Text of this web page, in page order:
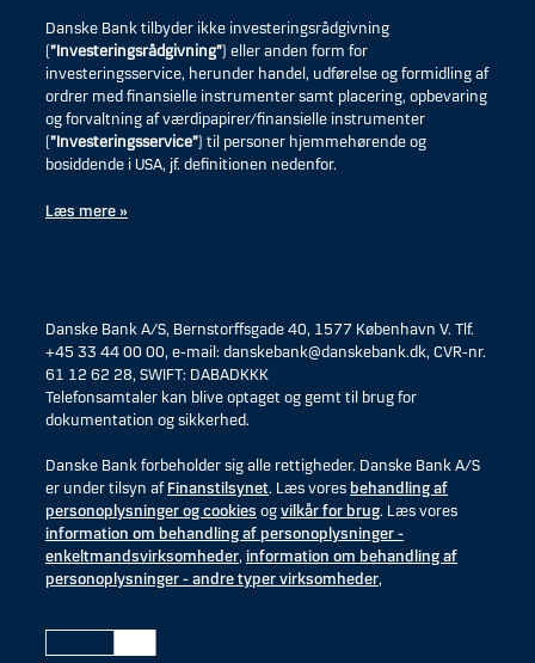
Danske Bank tilbyder ikke investeringsrådgivning
(”Investeringsrådgivning”) eller anden form for
investeringsservice, herunder handel, udførelse og formidling af
ordrer med finansielle instrumenter samt placering, opbevaring
og forvaltning af værdipapirer/finansielle instrumenter
(”Investeringsservice”) til personer hjemmehørende og
bosiddende i USA, jf. definitionen nedenfor.
Læs mere »
Danske Bank A/S, Bernstorffsgade 40, 1577 København V. Tlf.
+45 33 44 00 00, e-mail: danskebank@danskebank.dk, CVR-nr.
61 12 62 28, SWIFT: DABADKKK
Telefonsamtaler kan blive optaget og gemt til brug for
dokumentation og sikkerhed.
Danske Bank forbeholder sig alle rettigheder. Danske Bank A/S
er under tilsyn afFinanstilsynet. Læs vores behandling af
personoplysninger og cookies ogvilkår for brug. Læs vores
information om behandling af personoplysninger -
enkeltmandsvirksomheder, information om behandling af
personoplysninger - andre typer virksomheder,